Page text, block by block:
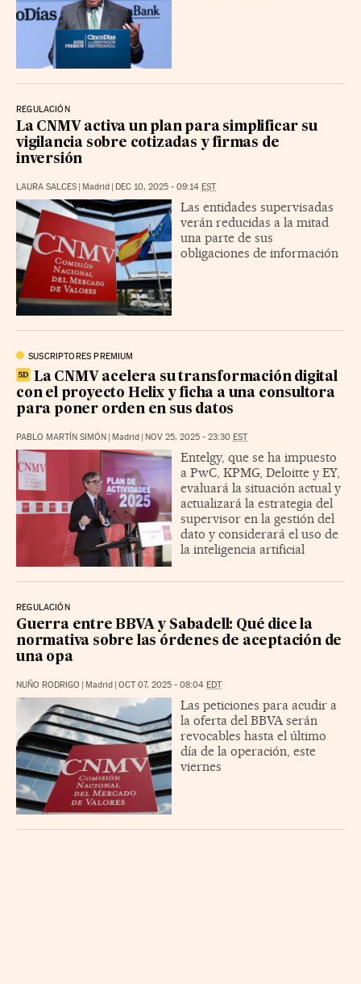
REGULACIÓN
La CNMV activa un plan para simplificar su
vigilancia sobre cotizadas y firmas de
inversión
LAURA SALCES | Madrid | DEC 10, 2025 - 09:14 EST
Las entidades supervisadas
verán reducidas a la mitad
una parte de sus
obligaciones de información
SUSCRIPTORES PREMIUM
La CNMV acelera su transformación digital
con el proyecto Helix y ficha a una consultora
para poner orden en sus datos
PABLO MARTÍN SIMÓN Madrid NOV 25, 2025 - 23:30 EST
Entelgy, que se ha impuesto
a PwC, KPMG, Deloitte y EY,
evaluará la situación actual y
actualizará la estrategia del
supervisor en la gestión del
dato y considerará el uso de
la inteligencia artificial
REGULACIÓN
Guerra entre BBVA y Sabadell: Qué dice la
normativa sobre las órdenes de aceptación de
una opa
NUÑO RODRIGO Madrid OCT 07, 2025 - 08:04 EDT
Las peticiones para acudir a
la oferta del BBVA serán
revocables hasta el último
día de la operación, este
viernes